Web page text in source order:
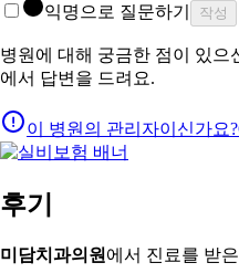
익명으로 질문하기
작성
병원에 대해 궁금한 점이 있으
에서 답변을 드려요.
이 병원의 관리자이신가요?
후기
미담치과의원 에서 진료를 받